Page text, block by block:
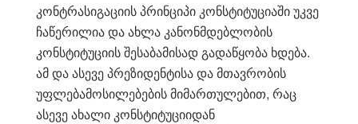
კონტრასიგაციის პრინციპი კონსტიტუციაში უკვე
ჩაწერილია და ახლა კანონმდებლობის
კონსტიტუციის შესაბამისად გადაწყობა ხდება.
ამ და ასევე პრეზიდენტისა და მთავრობის
უფლებამოსილებების მიმართულებით, რაც
ასევე ახალი კონსტიტუციიდან